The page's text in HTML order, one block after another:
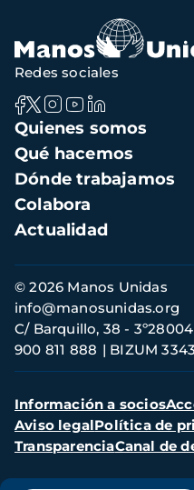
Navegación
principal
Quienes somos
Qué hacemos
Dónde trabajamos
Colabora
Actualidad
Redes sociales
Información
de
contacto
© 2026 Manos Unidas
C/ Barquillo, 38 -
900 811 888
BIZUM
info@manosunidas.org
Menú
secundario
Información a socios
Aviso legalPolítica de
TransparenciaCanal de